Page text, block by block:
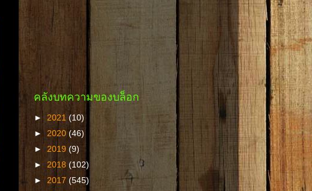
คลังบทความของบล็อก
► 2021 (10)
► 2020 (46)
► 2019 (9)
► 2018 (102)
► 2017 (545)